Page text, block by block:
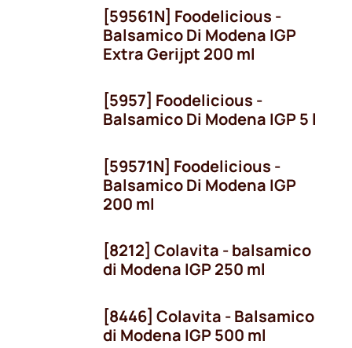
[59561N] Foodelicious -
Balsamico Di Modena IGP
Extra Gerijpt 200 ml
[5957] Foodelicious -
Balsamico Di Modena IGP 5 l
[59571N] Foodelicious -
Balsamico Di Modena IGP
200 ml
[8212] Colavita - balsamico
di Modena IGP 250 ml
[8446] Colavita - Balsamico
di Modena IGP 500 ml